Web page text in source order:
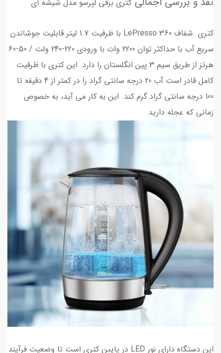
کتری برقی لپرسو مدل شیشه ای
کتری شفاف LePresso 360 با ظرفیت 1.7 لیتر قابلیت جوشاندن
سریع آب با حداکثر توان 2200 وات با ورودی 220-240 ولت / 50-60
هرتز از طریق سیم 3 پین انگلستان را دارد. این کتری با ظرفیت
کامل قادر است آب 20 درجه سانتی گراد را در کمتر از 4 دقیقه تا
100 درجه سانتی گراد گرم کند. این به کار می آید، به خصوص
زمانی که عجله دارید.
این دستگاه دارای نور LED در پایین کتری است تا وضعیت فرآیند